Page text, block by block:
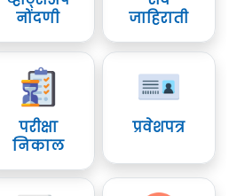
नोंदणी
जाहिराती
परीक्षा
निकाल
प्रवेशपत्र